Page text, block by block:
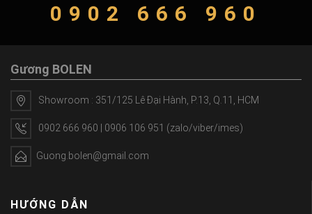
0902 666 960
Gương BOLEN
Showroom : 351/125 Lê Đại Hành, P.13, Q.11, HCM
0902 666 960 | 0906 106 951 (zalo/viber/imes)
Guong.bolen@gmail.com
HƯỚNG DẪN